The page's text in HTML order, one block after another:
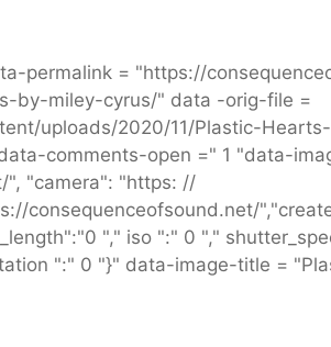
permalink = "https://
by-miley-cyrus/" data -orig-file =
uploads/2020/11/Plastic-
comments-open =" 1 "data-
", "camera": "https: //
consequenceofsound.net/
"," iso ":" 0 ","
":" 0 "}" data-image-title =